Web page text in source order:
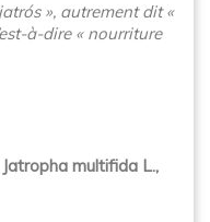
», autrement dit «
à-dire « nourriture
Jatropha multifida L.,